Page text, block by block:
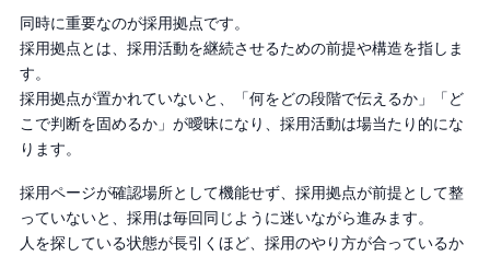
同時に重要なのが採用拠点です。
採用拠点とは、採用活動を継続させるための前提や構造を指しま
す。
採用拠点が置かれていないと、「何をどの段階で伝えるか」「ど
こで判断を固めるか」が曖昧になり、採用活動は場当たり的にな
ります。
採用ページが確認場所として機能せず、採用拠点が前提として整
っていないと、採用は毎回同じように迷いながら進みます。
人を探している状態が長引くほど、採用のやり方が合っているか